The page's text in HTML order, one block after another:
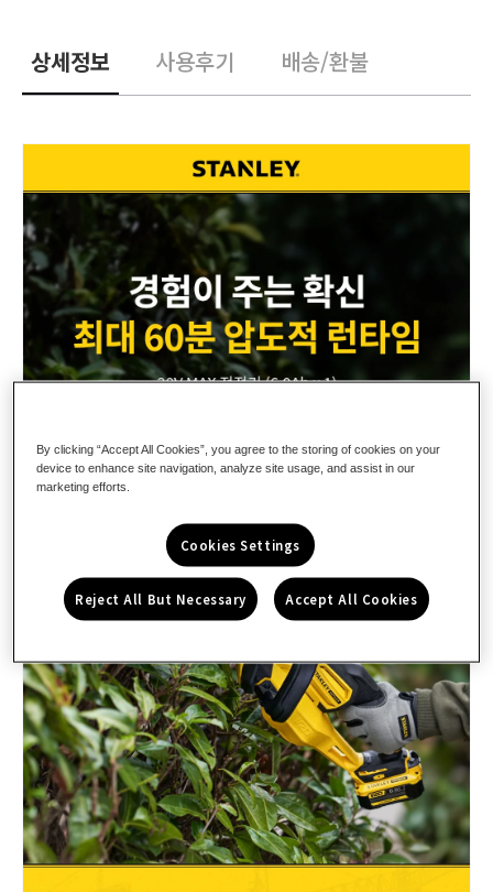
상세정보 사용후기 배송/환불
By clicking “Accept All Cookies”, you agree to the storing of cookies on your
device to enhance site navigation, analyze site usage, and assist in our
marketing efforts.
Cookies Settings
Reject All But Necessary Accept All Cookies